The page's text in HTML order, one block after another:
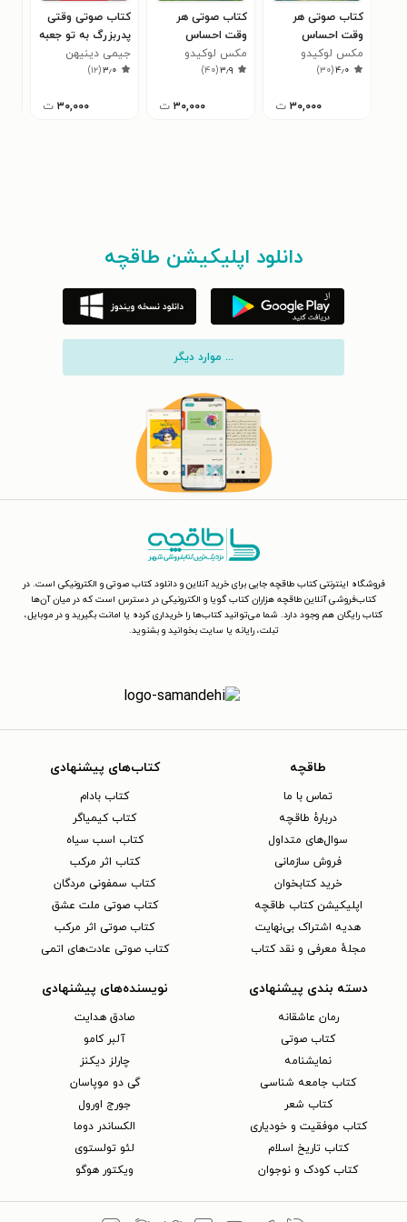
کتاب صوتی هر
وقت احساس
تنهایی کردی یادت
باشد ...
مکس لوکیدو
۴٫۰(۳۰)
۳۰,۰۰۰ ت
کتاب صوتی هر
وقت احساس
نگرانی کردی یادت
باشد ...
مکس لوکیدو
۳٫۹(۴۰)
۳۰,۰۰۰ ت
کتاب صوتی وقتی
پدربزرگ به تو جعبه
ابزار هدیه می دهد
جیمی دینیهن
۳٫۰(۱۲)
۳۰,۰۰۰ ت
دانلود اپلیکیشن طاقچه
... موارد دیگر
فروشگاه اینترنتی کتاب طاقچه جایی برای خرید آنلاین و دانلود کتاب صوتی و الکترونیکی است. در
کتاب‌فروشی آنلاین طاقچه هزاران کتاب گویا و الکترونیکی در دسترس است که در میان آن‌ها
کتاب رایگان هم وجود دارد. شما می‌توانید کتاب‌ها را خریداری کرده یا امانت بگیرید و در موبایل،
تبلت، رایانه یا سایت بخوانید و بشنوید.
طاقچه
تماس با ما
دربارهٔ طاقچه
سوال‌های متداول
فروش سازمانی
خرید کتابخوان
اپلیکیشن کتاب طاقچه
هدیه اشتراک بی‌نهایت
مجلهٔ معرفی و نقد کتاب
کتاب‌های پیشنهادی
کتاب بادام
کتاب کیمیاگر
کتاب اسب سیاه
کتاب اثر مرکب
کتاب سمفونی مردگان
کتاب صوتی ملت عشق
کتاب صوتی اثر مرکب
کتاب صوتی عادت‌های اتمی
دسته بندی پیشنهادی
رمان عاشقانه
کتاب‌ صوتی
نمایشنامه
کتاب جامعه شناسی
کتاب شعر
کتاب موفقیت و خودیاری
کتاب تاریخ اسلام
کتاب کودک و نوجوان
نویسنده‌های پیشنهادی
صادق هدایت
آلبر کامو
چارلز دیکنز
گی دو موپاسان
جورج اورول
الکساندر دوما
لئو تولستوی
ویکتور هوگو